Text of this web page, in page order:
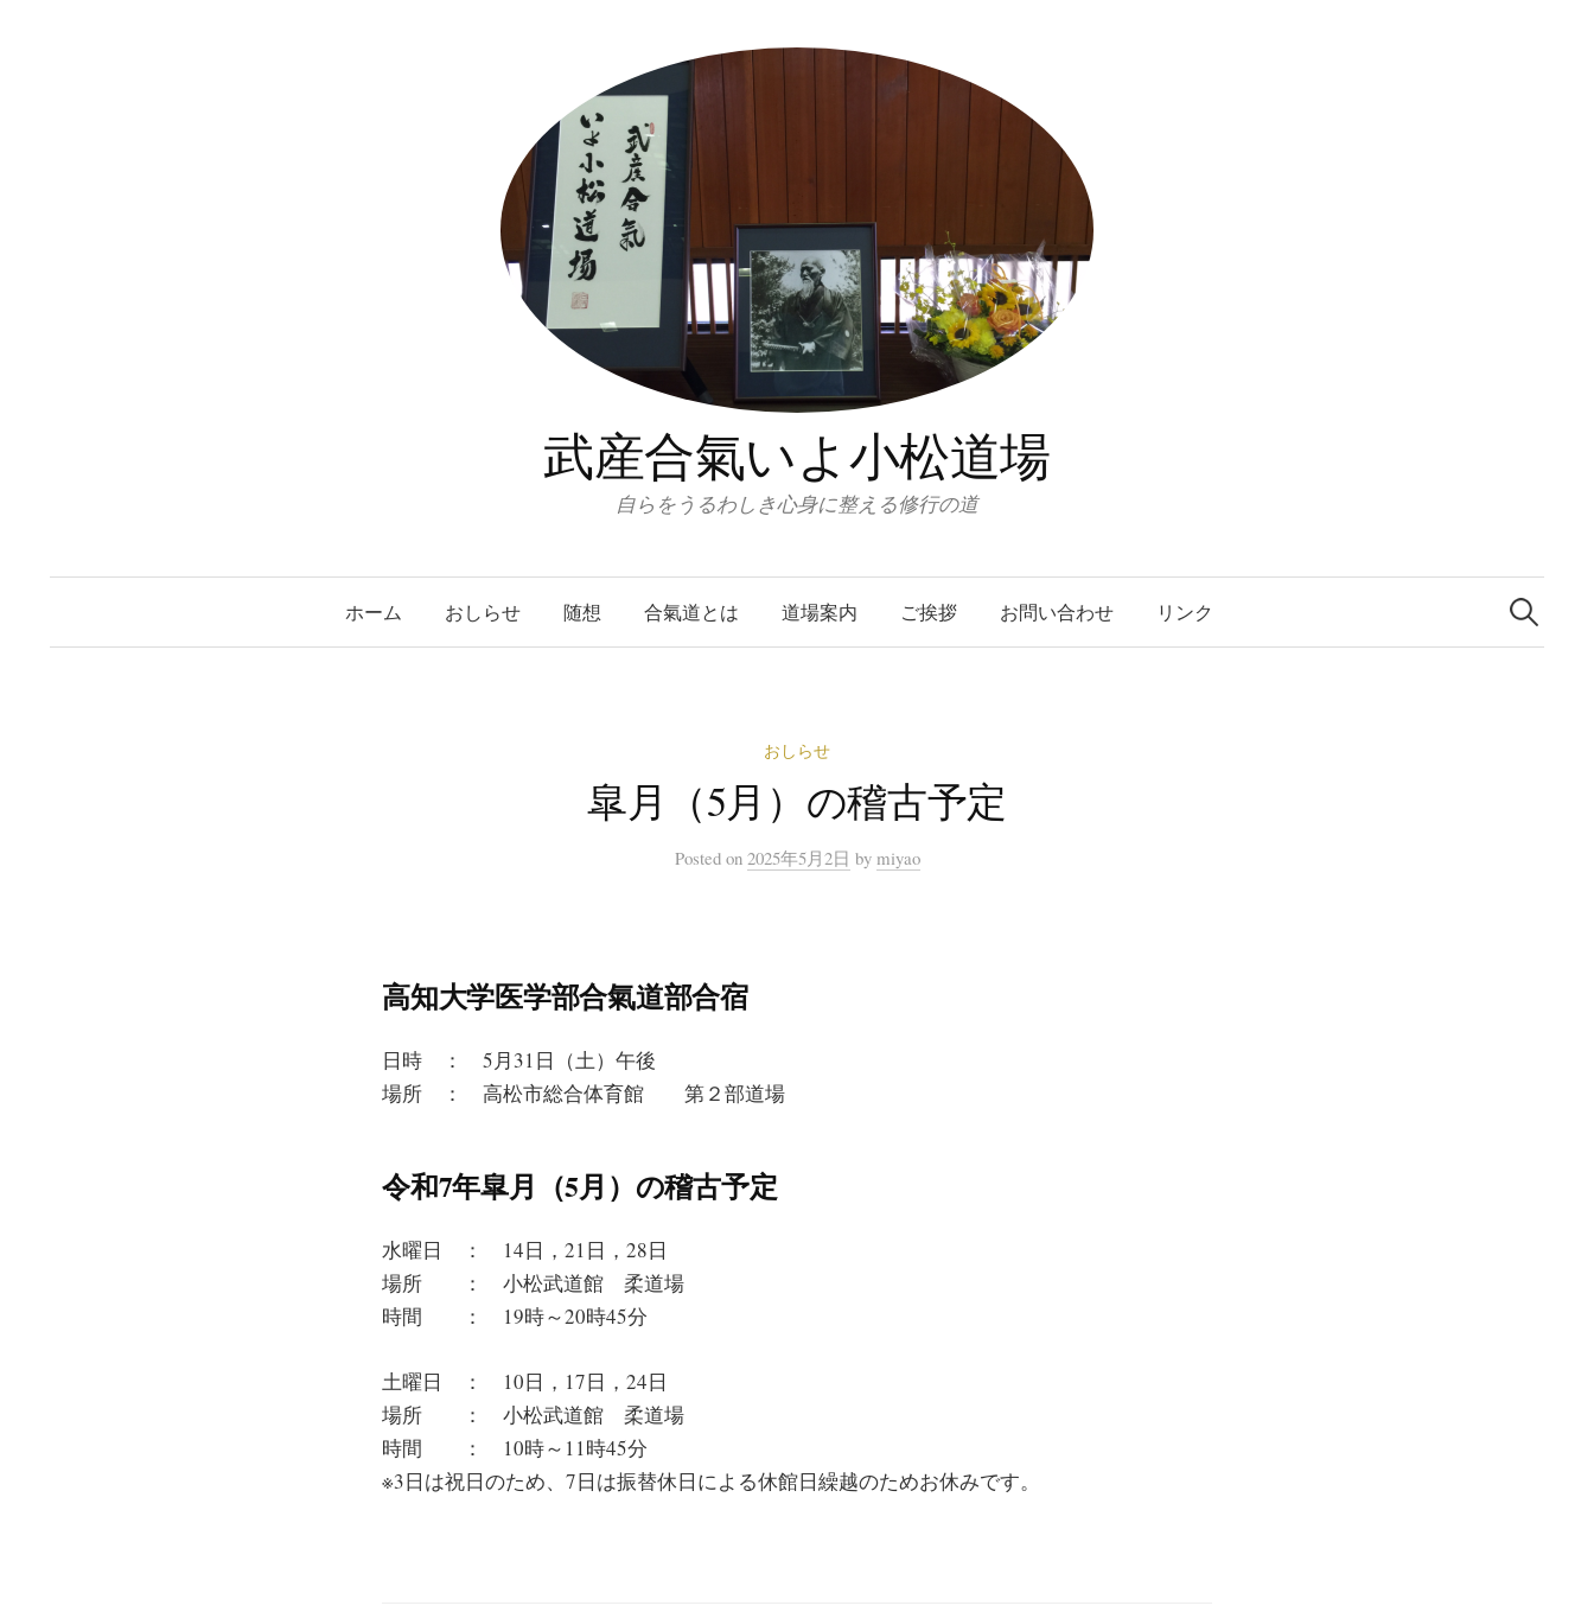
武産合氣いよ小松道場
自らをうるわしき心身に整える修行の道
ホーム おしらせ 随想 合氣道とは 道場案内 ご挨拶 お問い合わせ リンク
検
索:
おしらせ
皐月（5月）の稽古予定
Posted on 2025年5月2日 by miyao
高知大学医学部合氣道部合宿
日時 ： 5月31日（土）午後
場所 ： 高松市総合体育館 第２部道場
令和7年皐月（5月）の稽古予定
水曜日 ： 14日，21日，28日
場所 ： 小松武道館 柔道場
時間 ： 19時～20時45分
土曜日 ： 10日，17日，24日
場所 ： 小松武道館 柔道場
時間 ： 10時～11時45分
※3日は祝日のため、7日は振替休日による休館日繰越のためお休みです。